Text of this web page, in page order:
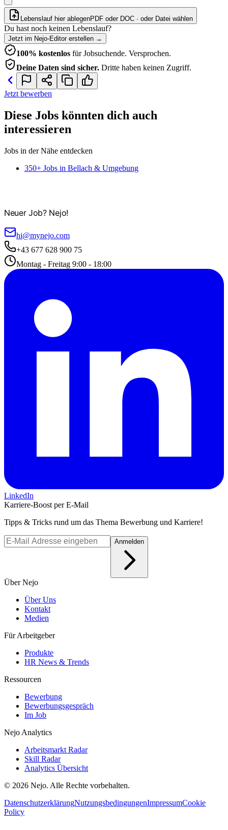
Lebenslauf hier ablegenPDF oder DOC · oder Datei wählen
Du hast noch keinen Lebenslauf?
Jetzt im Nejo-Editor erstellen →
100% kostenlos für Jobsuchende. Versprochen.
Deine Daten sind sicher. Dritte haben keinen Zugriff.
Jetzt bewerben
Diese Jobs könnten dich auch
interessieren
Jobs in der Nähe entdecken
350+ Jobs in Bellach & Umgebung
Neuer Job? Nejo!
hi@mynejo.com
+43 677 628 900 75
Montag - Freitag 9:00 - 18:00
LinkedIn
Karriere-Boost per E-Mail
Tipps & Tricks rund um das Thema Bewerbung und Karriere!
Anmelden
Über Nejo
Über Uns
Kontakt
Medien
Für Arbeitgeber
Produkte
HR News & Trends
Ressourcen
Bewerbung
Bewerbungsgespräch
Im Job
Nejo Analytics
Arbeitsmarkt Radar
Skill Radar
Analytics Übersicht
© 2026 Nejo. Alle Rechte vorbehalten.
DatenschutzerklärungNutzungsbedingungenImpressumCookie
Policy